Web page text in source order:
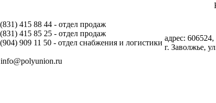
415 88 44 - отдел продаж
415 85 25 - отдел продаж
909 11 50 - отдел снабжения и логистики
адрес:
г. Заволжье,